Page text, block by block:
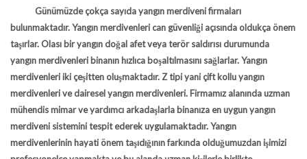
Günümüzde çokça sayıdayangın merdiveni firmaları
bulunmaktadır. Yangın merdivenleri can güvenliği açısında oldukça önem
taşırlar. Olası bir yangın doğal afet veya terör saldırısı durumunda
yangın merdivenleri binanın hızlıca boşaltılmasını sağlarlar. Yangın
merdivenleri iki çeşitten oluşmaktadır. Z tipi yani çift kollu yangın
merdivenleri ve dairesel yangın merdivenleri. Firmamız alanında uzman
mühendis mimar ve yardımcı arkadaşlarla binanıza en uygun yangın
merdiveni sistemini tespit ederek uygulamaktadır. Yangın
merdivenlerinin hayati önem taşıdığının farkında olduğumuzdan işimizi